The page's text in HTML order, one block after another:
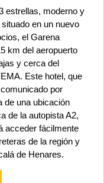
estrellas, moderno y
en un nuevo
el Garena
km del aeropuerto
y cerca del
Este hotel, que
por
de una ubicación
de la autopista A2,
acceder fácilmente
de la región y
de Henares.